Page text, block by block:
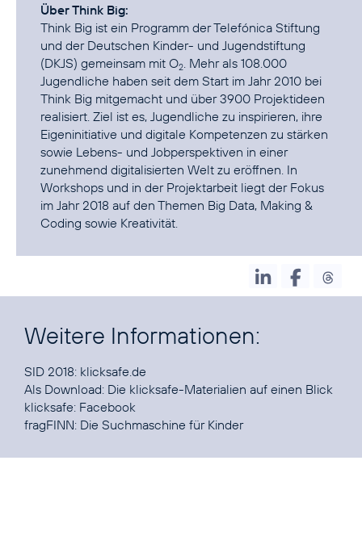
Über Think Big:
Think Big ist ein Programm der Telefónica Stiftung
und der Deutschen Kinder- und Jugendstiftung
(DKJS) gemeinsam mit O2 . Mehr als 108.000
Jugendliche haben seit dem Start im Jahr 2010 bei
Think Big mitgemacht und über 3900 Projektideen
realisiert. Ziel ist es, Jugendliche zu inspirieren, ihre
Eigeninitiative und digitale Kompetenzen zu stärken
sowie Lebens- und Jobperspektiven in einer
zunehmend digitalisierten Welt zu eröffnen. In
Workshops und in der Projektarbeit liegt der Fokus
im Jahr 2018 auf den Themen Big Data, Making &
Coding sowie Kreativität.
Weitere Informationen:
SID 2018: klicksafe.de
Als Download: Die klicksafe-Materialien auf einen Blick
klicksafe: Facebook
fragFINN: Die Suchmaschine für Kinder